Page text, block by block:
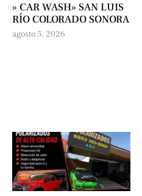
» CAR WASH» SAN LUIS
RÍO COLORADO SONORA
agosto 5, 2026